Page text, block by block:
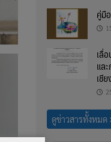
คู่มื
เลื่
แล
เชี
ดูข่าวสารทั้งหมด